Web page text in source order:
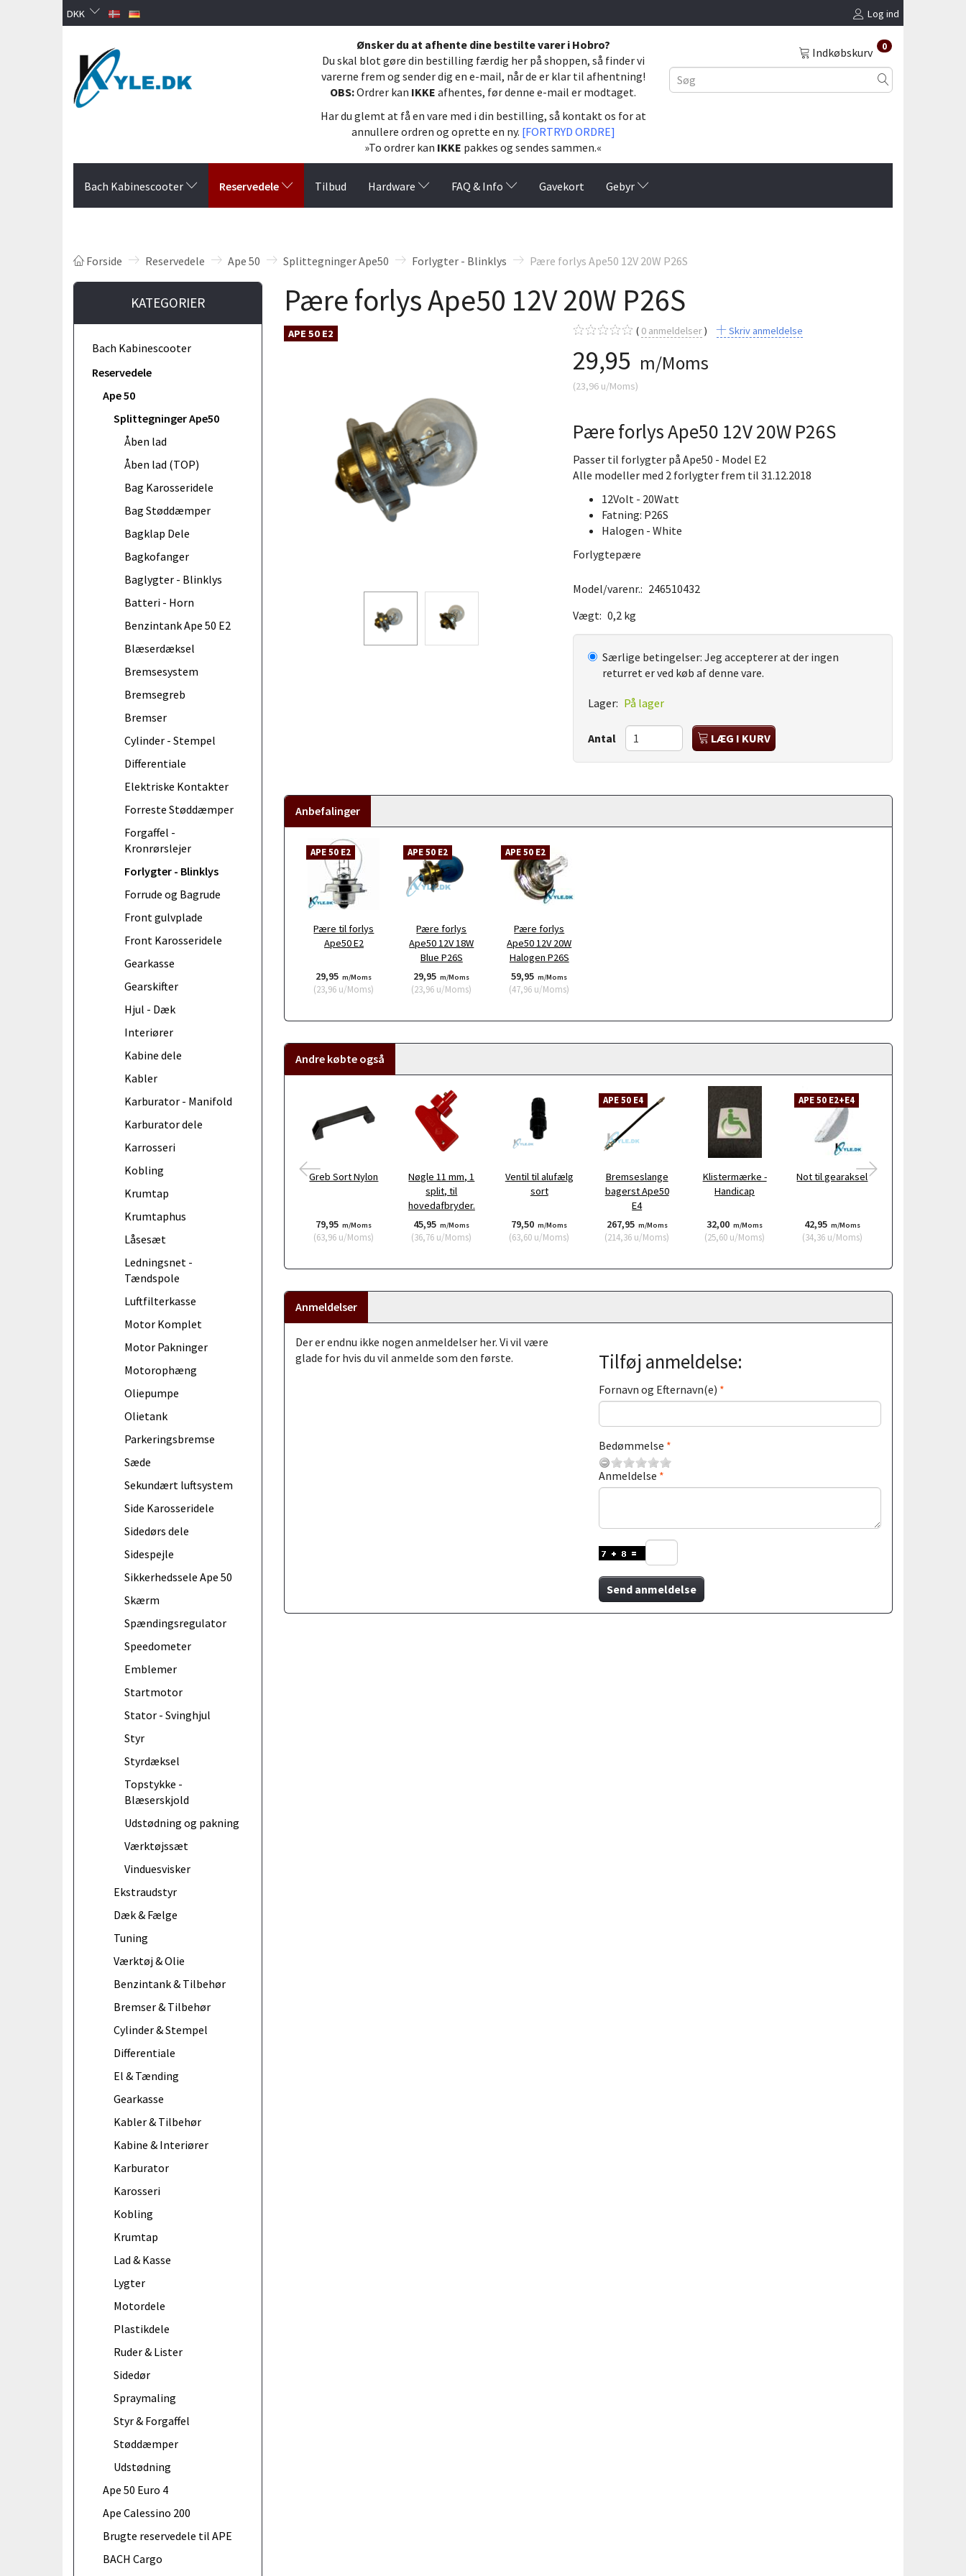
DKK Log ind
Ønsker du at afhente dine bestilte varer i Hobro?
Du skal blot gøre din bestilling færdig her på shoppen, så finder vi
varerne frem og sender dig en e-mail, når de er klar til afhentning!
OBS:Ordrer kan IKKE afhentes, før denne e-mail er modtaget.
Har du glemt at få en vare med i din bestilling, så kontakt os for at
annullere ordren og oprette en ny. [FORTRYD ORDRE]
»To ordrer kan IKKE pakkes og sendes sammen.«
Indkøbskurv 0
Bach Kabinescooter Reservedele Tilbud Hardware FAQ & Info Gavekort Gebyr
Forside Reservedele Ape 50 Splittegninger Ape50 Forlygter - Blinklys Pære forlys Ape50 12V 20W P26S
KATEGORIER
Bach Kabinescooter
Reservedele
Ape 50
Splittegninger Ape50
Åben lad
Åben lad (TOP)
Bag Karosseridele
Bag Støddæmper
Bagklap Dele
Bagkofanger
Baglygter - Blinklys
Batteri - Horn
Benzintank Ape 50 E2
Blæserdæksel
Bremsesystem
Bremsegreb
Bremser
Cylinder - Stempel
Differentiale
Elektriske Kontakter
Forreste Støddæmper
Forgaffel -
Kronrørslejer
Forlygter - Blinklys
Forrude og Bagrude
Front gulvplade
Front Karosseridele
Gearkasse
Gearskifter
Hjul - Dæk
Interiører
Kabine dele
Kabler
Karburator - Manifold
Karburator dele
Karrosseri
Kobling
Krumtap
Krumtaphus
Låsesæt
Ledningsnet -
Tændspole
Luftfilterkasse
Motor Komplet
Motor Pakninger
Motorophæng
Oliepumpe
Olietank
Parkeringsbremse
Sæde
Sekundært luftsystem
Side Karosseridele
Sidedørs dele
Sidespejle
Sikkerhedssele Ape 50
Skærm
Spændingsregulator
Speedometer
Emblemer
Startmotor
Stator - Svinghjul
Styr
Styrdæksel
Topstykke -
Blæserskjold
Udstødning og pakning
Værktøjssæt
Vinduesvisker
Ekstraudstyr
Dæk & Fælge
Tuning
Værktøj & Olie
Benzintank & Tilbehør
Bremser & Tilbehør
Cylinder & Stempel
Differentiale
El & Tænding
Gearkasse
Kabler & Tilbehør
Kabine & Interiører
Karburator
Karosseri
Kobling
Krumtap
Lad & Kasse
Lygter
Motordele
Plastikdele
Ruder & Lister
Sidedør
Spraymaling
Styr & Forgaffel
Støddæmper
Udstødning
Ape 50 Euro 4
Ape Calessino 200
Brugte reservedele til APE
BACH Cargo
Pære forlys Ape50 12V 20W P26S
APE 50 E2 0anmeldelser Skriv anmeldelse
29,95 m/Moms
(23,96u/Moms)
Pære forlys Ape50 12V 20W P26S
Passer til forlygter på Ape50 - Model E2
Alle modeller med 2 forlygter frem til 31.12.2018
12Volt - 20Watt
Fatning: P26S
Halogen - White
Forlygtepære
Model/varenr.: 246510432
Vægt: 0,2 kg
Særlige betingelser: Jeg accepterer at der ingen
returret er ved køb af denne vare.
Lager: På lager
Antal LÆG I KURV
Anbefalinger
APE 50 E2
Pære til forlys
Ape50 E2
29,95 m/Moms
(23,96 u/Moms)
APE 50 E2
Pære forlys
Ape50 12V 18W
Blue P26S
29,95 m/Moms
(23,96 u/Moms)
APE 50 E2
Pære forlys
Ape50 12V 20W
Halogen P26S
59,95 m/Moms
(47,96 u/Moms)
Andre købte også
Greb Sort Nylon
79,95 m/Moms
(63,96 u/Moms)
Nøgle 11 mm, 1
split, til
hovedafbryder.
45,95 m/Moms
(36,76 u/Moms)
Ventil til alufælg
sort
79,50 m/Moms
(63,60 u/Moms)
APE 50 E4
Bremseslange
bagerst Ape50
E4
267,95 m/Moms
(214,36 u/Moms)
Klistermærke -
Handicap
32,00 m/Moms
(25,60 u/Moms)
APE 50 E2+E4
Not til gearaksel
42,95 m/Moms
(34,36u/Moms)
Anmeldelser
Der er endnu ikke nogen anmeldelser her. Vi vil være
glade for hvis du vil anmelde som den første.
Tilføj anmeldelse:
Fornavn og Efternavn(e)
Bedømmelse
Anmeldelse
Send anmeldelse